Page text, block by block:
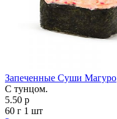
Запеченные Суши Магуро
С тунцом.
5.50 р
60 г 1 шт